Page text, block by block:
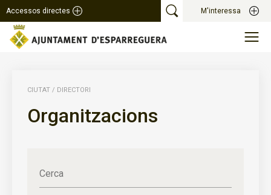
Accessos directes M'interessa
CIUTAT / DIRECTORI
Organitzacions
Cerca